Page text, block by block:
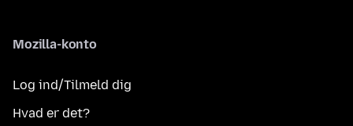
Mozilla-konto
Log ind/Tilmeld dig
Hvad er det?